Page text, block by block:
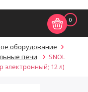
0
оборудование
печи
SNOL
электронный; 12 л)